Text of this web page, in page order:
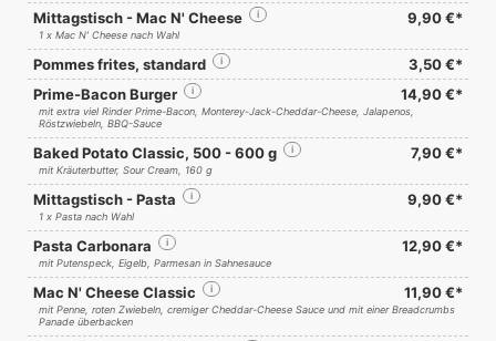
Mittagstisch - Mac N' Cheese i 9,90 €*
1 x Mac N' Cheese nach Wahl
Pommes frites, standard i
3,50 €*
Prime-Bacon Burger
i 14,90 €*
mit extra viel Rinder Prime-Bacon, Monterey-Jack-Cheddar-Cheese, Jalapenos,
Röstzwiebeln, BBQ-Sauce
Baked Potato Classic, 500 - 600 g i 7,90 €*
mit Kräuterbutter, Sour Cream, 160 g
Mittagstisch - Pasta i 9,90 €*
1 x Pasta nach Wahl
Pasta Carbonara i 12,90 €*
mit Putenspeck, Eigelb, Parmesan in Sahnesauce
Mac N' Cheese Classic i 11,90 €*
mit Penne, roten Zwiebeln, cremiger Cheddar-Cheese Sauce und mit einer Breadcrumbs
Panade überbacken